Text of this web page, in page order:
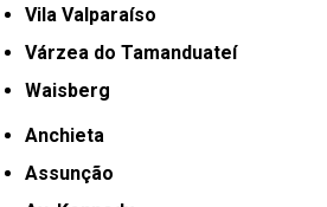
Vila Valparaíso
Várzea do Tamanduateí
Waisberg
Anchieta
Assunção